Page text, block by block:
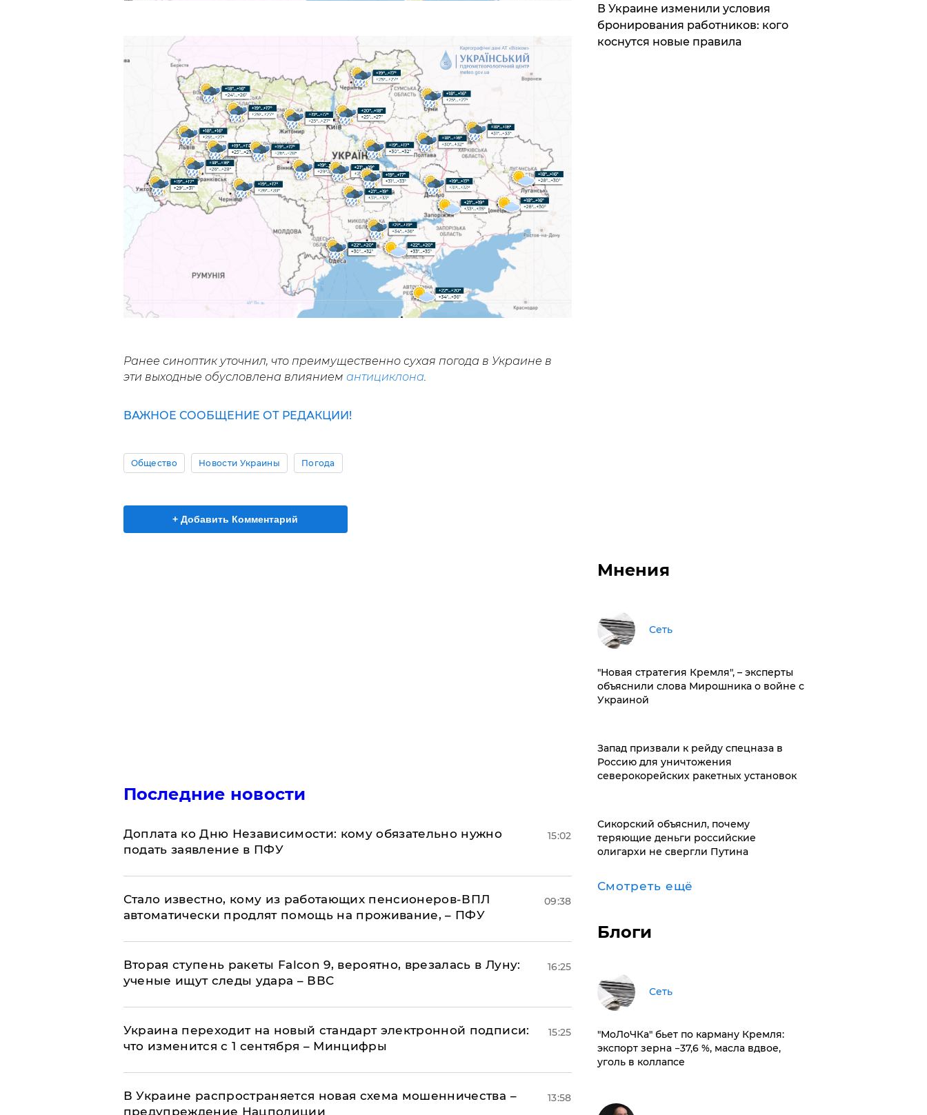
Ранее синоптик уточнил, что преимущественно сухая погода в Украине в
эти выходные обусловлена влиянием антициклона.
ВАЖНОЕ СООБЩЕНИЕ ОТ РЕДАКЦИИ!
Общество Новости Украины Погода
+ Добавить Комментарий
Последние новости
Доплата ко Дню Независимости: кому обязательно нужно
подать заявление в ПФУ
15:02
Стало известно, кому из работающих пенсионеров-ВПЛ
автоматически продлят помощь на проживание, – ПФУ
09:38
Вторая ступень ракеты Falcon 9, вероятно, врезалась в Луну:
ученые ищут следы удара – ВВС
16:25
Украина переходит на новый стандарт электронной подписи:
что изменится с 1 сентября – Минцифры
15:25
В Украине распространяется новая схема мошенничества –
предупреждение Нацполиции
13:58
В Украине изменили условия
бронирования работников: кого
коснутся новые правила
Мнения
Сеть
"Новая стратегия Кремля", – эксперты
объяснили слова Мирошника о войне с
Украиной
Запад призвали к рейду спецназа в
Россию для уничтожения
северокорейских ракетных установок
Сикорский объяснил, почему
теряющие деньги российские
олигархи не свергли Путина
Смотреть ещё
Блоги
Сеть
​"МоЛоЧКа" бьет по карману Кремля:
экспорт зерна −37,6 %, масла вдвое,
уголь в коллапсе